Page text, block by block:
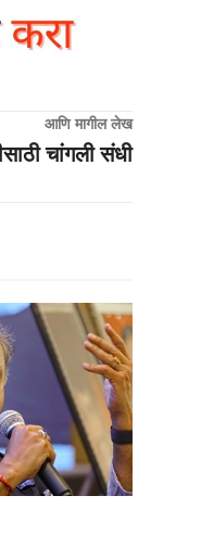
आणि मागील लेख
चांगली संधी